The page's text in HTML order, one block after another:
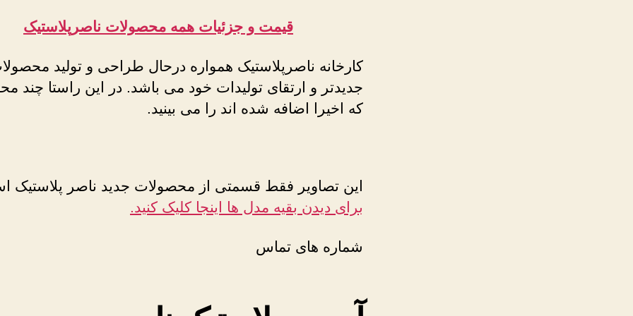
قیمت و جزئیات همه محصولات ناصرپلاستیک
کارخانه ناصرپلاستیک همواره درحال طراحی و تولید
جدیدتر و ارتقای تولیدات خود می باشد. در این راستا چند
که اخیرا اضافه شده اند را می بینید.
این تصاویر فقط قسمتی از محصولات جدید ناصر پلاستیک
برای دیدن بقیه مدل ها اینجا کلیک کنید.
شماره های تماس